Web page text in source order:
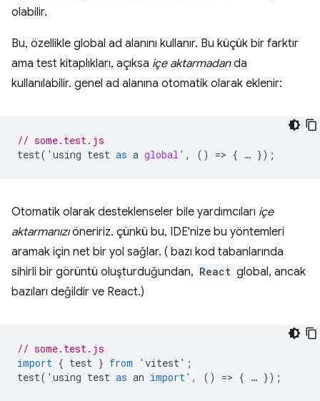
olabilir.
Bu, özellikle global ad alanını kullanır. Bu küçük bir farktır
ama test kitaplıkları, açıksa içe aktarmadanda
kullanılabilir. genel ad alanına otomatik olarak eklenir:
// some.test.js
test( ' using test as a global ' , () => { … });
Otomatik olarak desteklenseler bile yardımcıları içe
aktarmanızıöneririz. çünkü bu, IDE'nize bu yöntemleri
aramak için net bir yol sağlar. ( bazı kod tabanlarında
sihirli bir görüntü oluşturduğundan, React global, ancak
bazıları değildir ve React.)
// some.test.js
import { test } from ' vitest' ;
test( ' using test as an import' , () => { … });